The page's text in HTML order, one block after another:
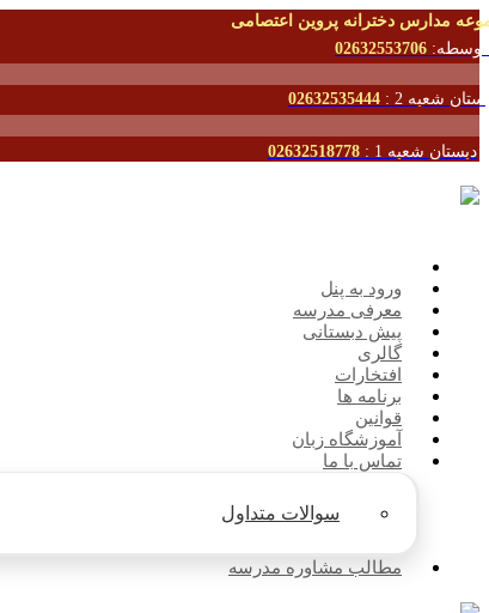
مدارس دخترانه پروین اعتصامی
02632553706
شعبه 2 : 02632535444
دبستان شعبه 1 : 02632518778
ورود به پنل
معرفی مدرسه
پیش دبستانی
گالری
افتخارات
برنامه ها
قوانین
آموزشگاه زبان
تماس با ما
سوالات متداول
مطالب مشاوره مدرسه